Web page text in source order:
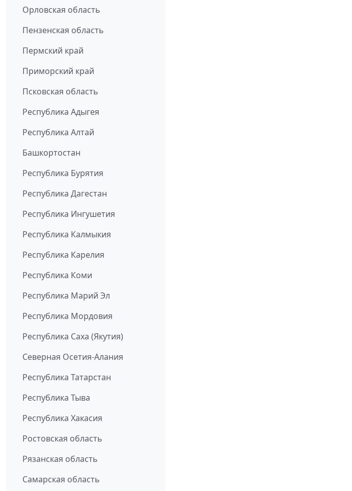
Орловская область
Пензенская область
Пермский край
Приморский край
Псковская область
Республика Адыгея
Республика Алтай
Башкортостан
Республика Бурятия
Республика Дагестан
Республика Ингушетия
Республика Калмыкия
Республика Карелия
Республика Коми
Республика Марий Эл
Республика Мордовия
Республика Саха (Якутия)
Северная Осетия-Алания
Республика Татарстан
Республика Тыва
Республика Хакасия
Ростовская область
Рязанская область
Самарская область